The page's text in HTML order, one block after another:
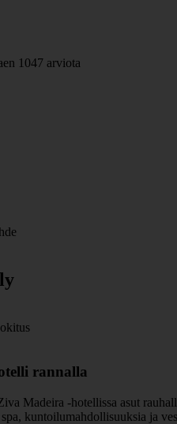
1047 arviota
rannalla
Madeira -hotellissa asut
kuntoilumahdollisuuksia ja